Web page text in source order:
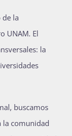
1
la
UNAM. El
la
buscamos
la comunidad